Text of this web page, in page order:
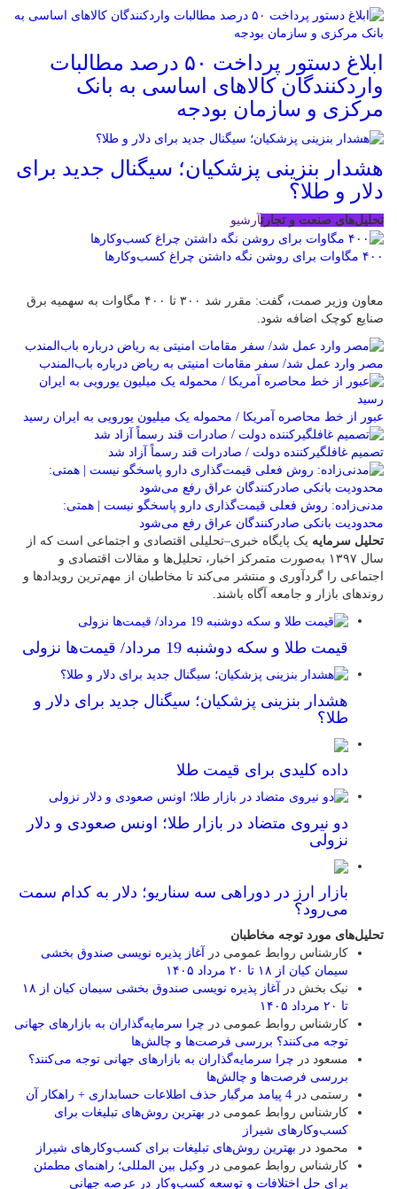
ابلاغ دستور پرداخت ۵۰ درصد مطالبات
واردکنندگان کالاهای اساسی به بانک
مرکزی و سازمان بودجه
هشدار بنزینی پزشکیان؛ سیگنال جدید برای
دلار و طلا؟
تحلیل‌های صنعت و تجارتآرشیو
۴۰۰ مگاوات برای روشن نگه داشتن چراغ کسب‌وکار‌ها
معاون وزیر صمت، گفت: مقرر شد ۳۰۰ تا ۴۰۰ مگاوات به سهمیه برق
صنایع کوچک اضافه شود.
مصر وارد عمل شد/ سفر مقامات امنیتی به ریاض درباره باب‌المندب
عبور از خط محاصره آمریکا / محموله یک میلیون یورویی به ایران رسید
تصمیم غافلگیرکننده دولت / صادرات قند رسماً آزاد شد
مدنی‌زاده: روش فعلی قیمت‌گذاری دارو پاسخگو نیست | همتی:
محدودیت بانکی صادرکنندگان عراق رفع می‌شود
تحلیل سرمایه یک پایگاه خبری–تحلیلی اقتصادی و اجتماعی است که از
سال ۱۳۹۷ به‌صورت متمرکز اخبار، تحلیل‌ها و مقالات اقتصادی و
اجتماعی را گردآوری و منتشر می‌کند تا مخاطبان از مهم‌ترین رویدادها و
روندهای بازار و جامعه آگاه باشند.
قیمت طلا و سکه دوشنبه 19 مرداد/ قیمت‌ها نزولی
هشدار بنزینی پزشکیان؛ سیگنال جدید برای دلار و
طلا؟
داده کلیدی برای قیمت طلا
دو نیروی متضاد در بازار طلا؛ اونس صعودی و دلار
نزولی
بازار ارز در دوراهی سه سناریو؛ دلار به کدام سمت
می‌رود؟
تحلیل‌های مورد توجه مخاطبان
کارشناس روابط عمومی در آغاز پذیره نویسی صندوق بخشی
سیمان کیان از ۱۸ تا ۲۰ مرداد ۱۴۰۵
نیک بخش در
آغاز پذیره نویسی صندوق بخشی سیمان کیان از ۱۸
تا ۲۰ مرداد ۱۴۰۵
کارشناس روابط عمومی در چرا سرمایه‌گذاران به بازارهای جهانی
توجه می‌کنند؟ بررسی فرصت‌ها و چالش‌ها
مسعود در چرا سرمایه‌گذاران به بازارهای جهانی توجه می‌کنند؟
بررسی فرصت‌ها و چالش‌ها
رستمی در 4 پیامد مرگبار حذف اطلاعات حسابداری + راهکار آن
کارشناس روابط عمومی در بهترین روش‌های تبلیغات برای
کسب‌وکارهای شیراز
محمود در بهترین روش‌های تبلیغات برای کسب‌وکارهای شیراز
کارشناس روابط عمومی در وکیل بین المللی؛ راهنمای مطمئن
برای حل اختلافات و توسعه کسب‌وکار در عرصه جهانی